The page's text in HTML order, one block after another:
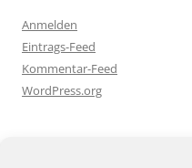
Anmelden
Eintrags-Feed
Kommentar-Feed
WordPress.org